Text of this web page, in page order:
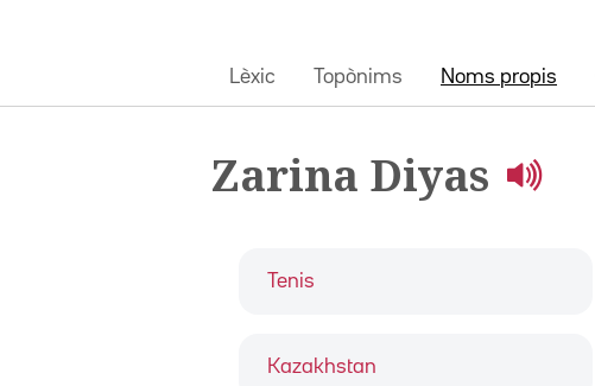
Lèxic Topònims Noms propis
Zarina Diyas
Tenis
Kazakhstan